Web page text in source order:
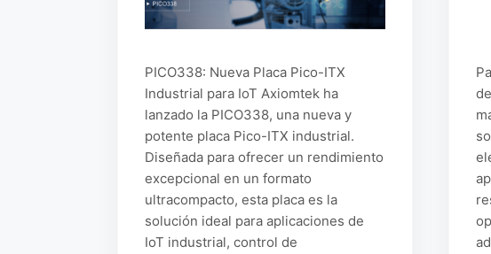
PICO338: Nueva Placa Pico-ITX
Industrial para IoT Axiomtek ha
lanzado la PICO338, una nueva y
potente placa Pico-ITX industrial.
Diseñada para ofrecer un rendimiento
excepcional en un formato
ultracompacto, esta placa es la
solución ideal para aplicaciones de
IoT industrial, control de